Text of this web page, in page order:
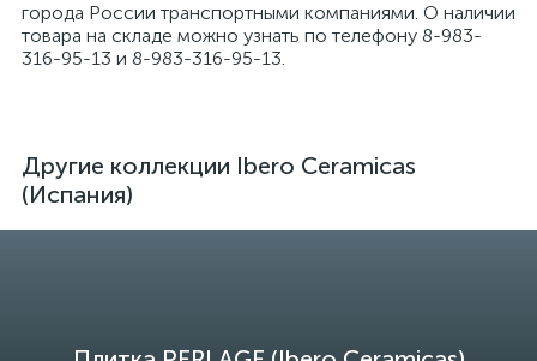
города России транспортными компаниями. О наличии
товара на складе можно узнать по телефону 8-983-
316-95-13 и 8-983-316-95-13.
Другие коллекции Ibero Ceramicas
(Испания)